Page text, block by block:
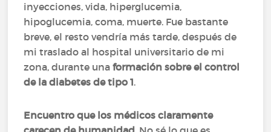
inyecciones, vida, hiperglucemia,
hipoglucemia, coma, muerte. Fue bastante
breve, el resto vendría más tarde, después de
mi traslado al hospital universitario de mi
zona, durante una formación sobre el control
de la diabetes de tipo 1.
Encuentro que los médicos claramente